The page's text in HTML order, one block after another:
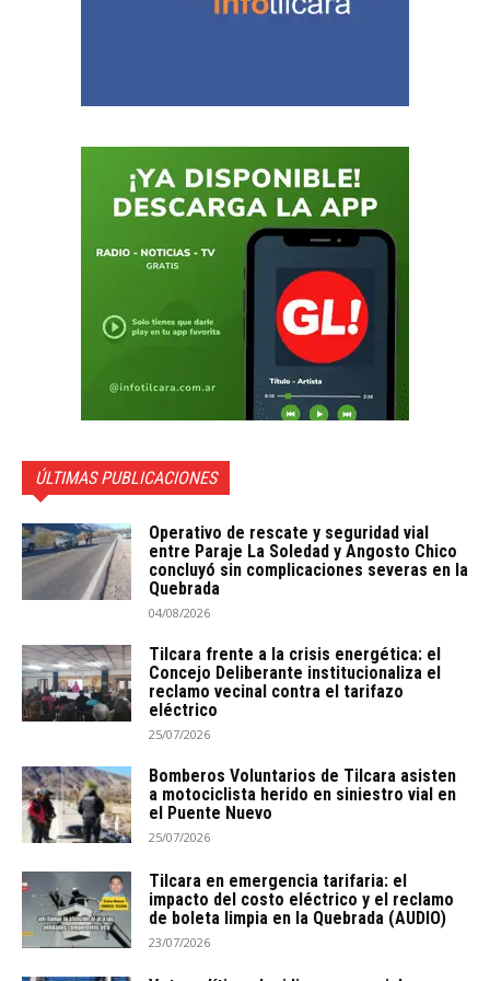
ÚLTIMAS PUBLICACIONES
Operativo de rescate y seguridad vial
entre Paraje La Soledad y Angosto Chico
concluyó sin complicaciones severas en la
Quebrada
04/08/2026
Tilcara frente a la crisis energética: el
Concejo Deliberante institucionaliza el
reclamo vecinal contra el tarifazo
eléctrico
25/07/2026
Bomberos Voluntarios de Tilcara asisten
a motociclista herido en siniestro vial en
el Puente Nuevo
25/07/2026
Tilcara en emergencia tarifaria: el
impacto del costo eléctrico y el reclamo
de boleta limpia en la Quebrada (AUDIO)
23/07/2026